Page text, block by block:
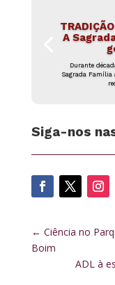
A
Durante
Sagrada
Siga-nos
← Ciência no
Boim
ADL à